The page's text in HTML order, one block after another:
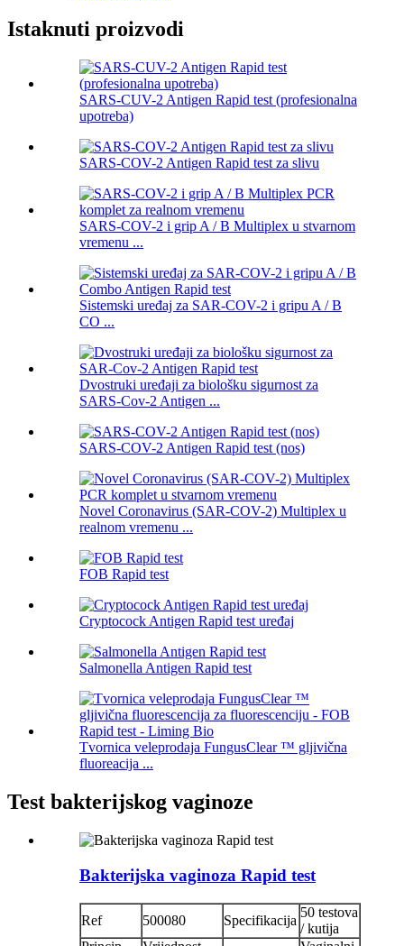
Istaknuti proizvodi
SARS-CUV-2 Antigen Rapid test (profesionalna
upotreba)
SARS-COV-2 Antigen Rapid test za slivu
SARS-COV-2 i grip A / B Multiplex u stvarnom
vremenu ...
Sistemski uređaj za SAR-COV-2 i gripu A / B
CO ...
Dvostruki uređaji za biološku sigurnost za
SARS-Cov-2 Antigen ...
SARS-COV-2 Antigen Rapid test (nos)
Novel Coronavirus (SAR-COV-2) Multiplex u
realnom vremenu ...
FOB Rapid test
Cryptocock Antigen Rapid test uređaj
Salmonella Antigen Rapid test
Tvornica veleprodaja FungusClear ™ gljivična
fluoreacija ...
Test bakterijskog vaginoze
Bakterijska vaginoza Rapid test
Ref 500080 Specifikacija
50 testova
/ kutija